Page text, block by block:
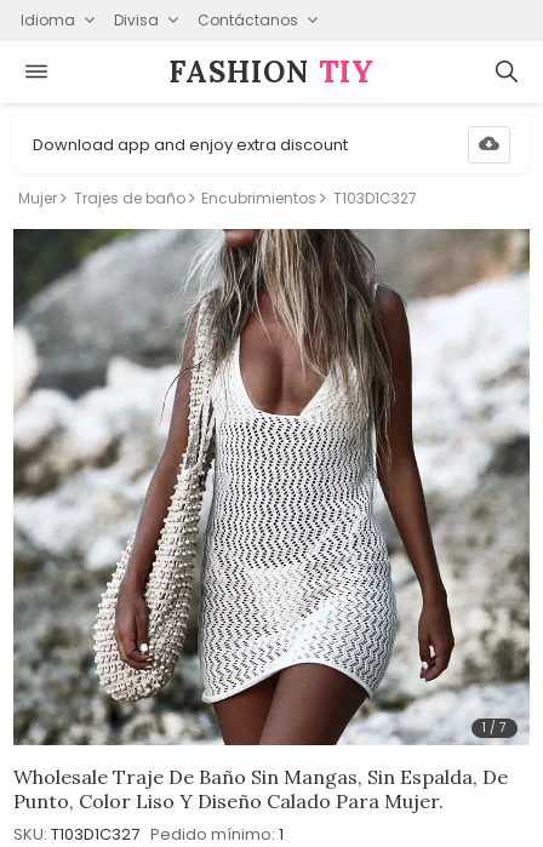
Idioma Divisa Contáctanos
FASHION⁠ TIY
Download app and enjoy extra discount
Mujer Trajes de baño Encubrimientos T103D1C327
1 /7
Wholesale Traje De Baño Sin Mangas, Sin Espalda, De
Punto, Color Liso Y Diseño Calado Para Mujer.
SKU: T103D1C327 Pedido mínimo: 1